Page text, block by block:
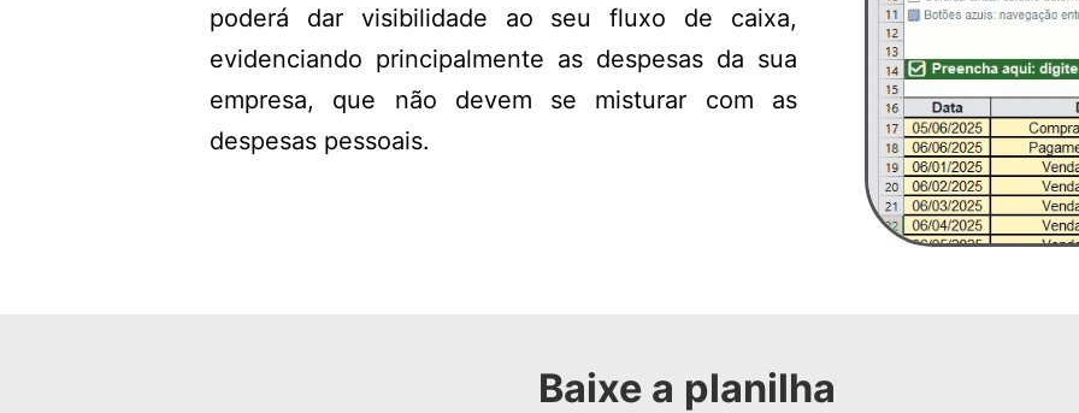
poderá dar visibilidade ao seu fluxo de caixa,
evidenciando principalmente as despesas da sua
empresa, que não devem se misturar com as
despesas pessoais.
Baixe a planilha